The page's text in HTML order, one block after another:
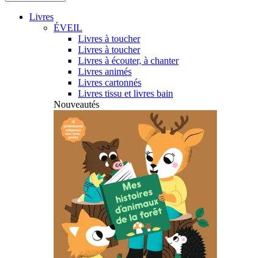
Livres
ÉVEIL
Livres à toucher
Livres à toucher
Livres à écouter, à chanter
Livres animés
Livres cartonnés
Livres tissu et livres bain
Nouveautés